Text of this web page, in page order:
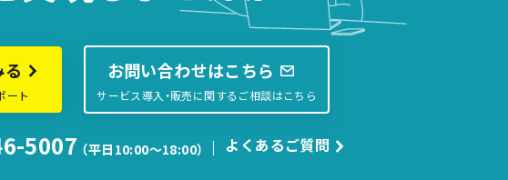
ート
お問い合わせはこちら
サービス導入・販売に関するご相談はこちら
5007 （平日10:00〜18:00） よくあるご質問